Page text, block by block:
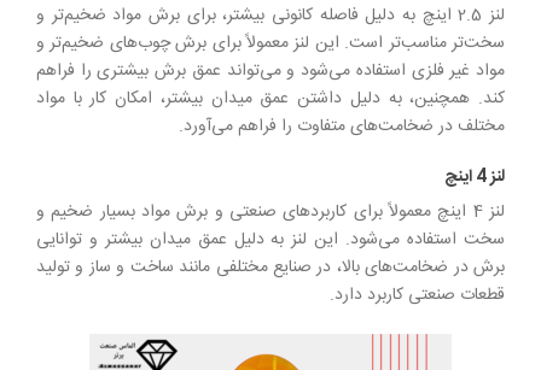
لنز 2.5 اینچ به دلیل فاصله کانونی بیشتر، برای برش مواد ضخیم‌تر و
سخت‌تر مناسب‌تر است. این لنز معمولاً برای برش چوب‌های ضخیم‌تر و
مواد غیر فلزی استفاده می‌شود و می‌تواند عمق برش بیشتری را فراهم
کند. همچنین، به دلیل داشتن عمق میدان بیشتر، امکان کار با مواد
مختلف در ضخامت‌های متفاوت را فراهم می‌آورد.
لنز 4 اینچ
لنز 4 اینچ معمولاً برای کاربردهای صنعتی و برش مواد بسیار ضخیم و
سخت استفاده می‌شود. این لنز به دلیل عمق میدان بیشتر و توانایی
برش در ضخامت‌های بالا، در صنایع مختلفی مانند ساخت و ساز و تولید
قطعات صنعتی کاربرد دارد.